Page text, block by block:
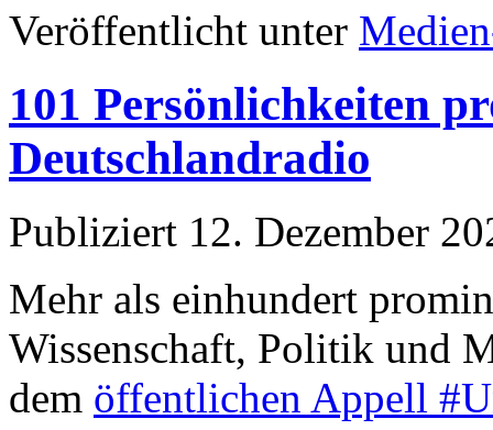
Veröffentlicht unter
101 Persönlichkeiten
Deutschlandradio
Publiziert 12. Dezember
Mehr als einhundert
Wissenschaft, Politik und
dem öffentlichen Appell